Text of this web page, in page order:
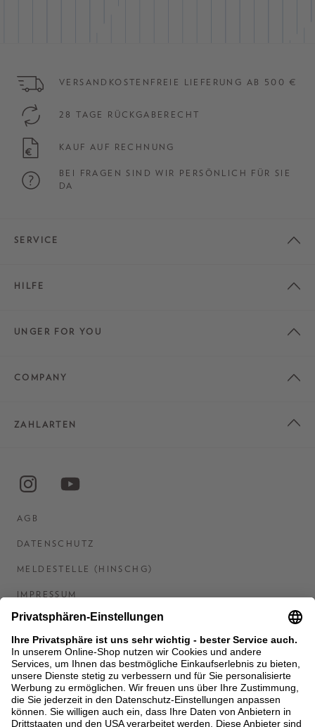
VERSANDKOSTENFREIE LIEFERUNG AB 500 €
28 TAGE RÜCKGABERECHT
KAUF AUF RECHNUNG
BEI FRAGEN SIND WIR PERSÖNLICH FÜR SIE
DA
SERVICE
HILFE
UNGER FOR YOU
COMPANY
ZAHLARTEN
AGB
DATENSCHUTZ
MELDESTELLE (HINSCHG)
IMPRESSUM
BARRIEREFREIHEITSERKLÄRUNG
KONTAKT
COOKIES
MEN'S WORLD: BRAUN HAMBURG